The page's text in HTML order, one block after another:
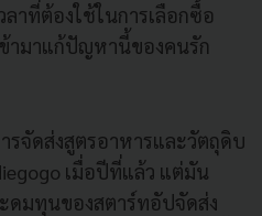
ลาที่ต้องใช้ในการเลือกซื้อ
ามาแก้ปัญหานี้ของคนรัก
รจัดส่งสูตรอาหารและวัตถุดิบ
เมื่อปีที่แล้ว แต่มัน
ดมทุนของสตาร์ทอัปจัดส่ง